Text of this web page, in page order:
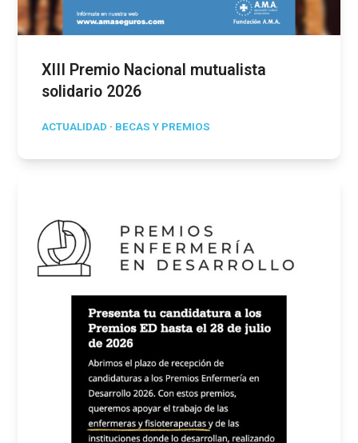
XIII Premio Nacional mutualista
solidario 2026
ACTUALIDAD · BECAS Y PREMIOS